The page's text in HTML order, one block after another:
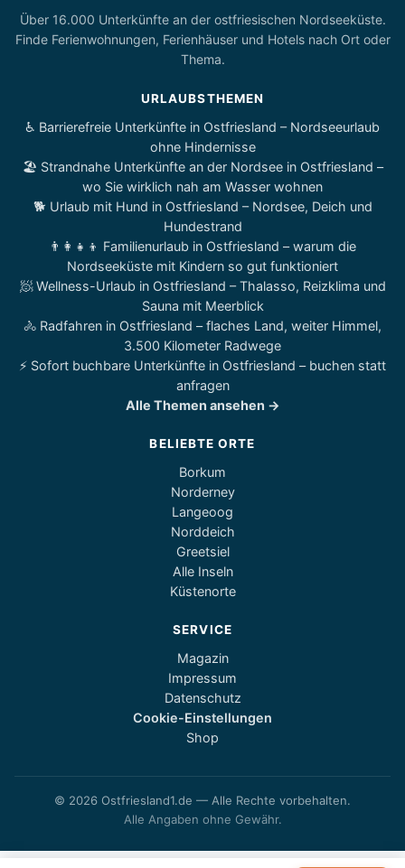
Über 16.000 Unterkünfte an der ostfriesischen Nordseeküste.
Finde Ferienwohnungen, Ferienhäuser und Hotels nach Ort oder
Thema.
URLAUBSTHEMEN
♿ Barrierefreie Unterkünfte in Ostfriesland – Nordseeurlaub
ohne Hindernisse
🏖️ Strandnahe Unterkünfte an der Nordsee in Ostfriesland –
wo Sie wirklich nah am Wasser wohnen
🐕 Urlaub mit Hund in Ostfriesland – Nordsee, Deich und
Hundestrand
👨‍👩‍👧‍👦 Familienurlaub in Ostfriesland – warum die
Nordseeküste mit Kindern so gut funktioniert
🧖 Wellness-Urlaub in Ostfriesland – Thalasso, Reizklima und
Sauna mit Meerblick
🚴 Radfahren in Ostfriesland – flaches Land, weiter Himmel,
3.500 Kilometer Radwege
⚡ Sofort buchbare Unterkünfte in Ostfriesland – buchen statt
anfragen
Alle Themen ansehen →
BELIEBTE ORTE
Borkum
Norderney
Langeoog
Norddeich
Greetsiel
Alle Inseln
Küstenorte
SERVICE
Magazin
Impressum
Datenschutz
Cookie-Einstellungen
Shop
© 2026 Ostfriesland1.de — Alle Rechte vorbehalten.
Alle Angaben ohne Gewähr.